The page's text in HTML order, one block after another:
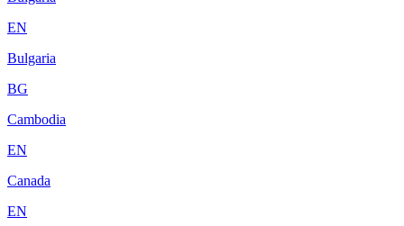
EN
Bulgaria
BG
Cambodia
EN
Canada
EN